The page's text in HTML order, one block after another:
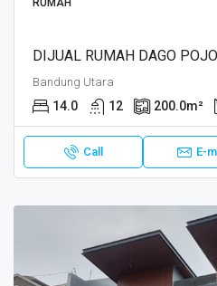
RUMAH
DIJUAL RUMAH DAGO
Bandung Utara
14.0 12 200.0m²
Call E-